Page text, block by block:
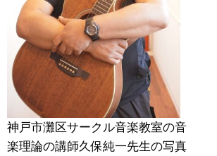
神戸市灘区サークル音楽教室の音
楽理論の講師久保純一先生の写真